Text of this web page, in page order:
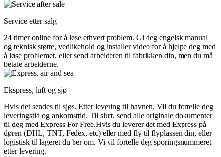
Service etter salg
24 timer online for å løse ethvert problem. Gi deg engelsk manual
og teknisk støtte, vedlikehold og installer video for å hjelpe deg med
å løse problemet, eller send arbeideren til fabrikken din, men du må
betale arbeiderne.
Ekspress, luft og sjø
Hvis det sendes til sjøs. Etter levering til havnen. Vil du fortelle deg
leveringstid og ankomsttid. Til slutt, send alle originale dokumenter
til deg med Express For Free.Hvis du leverer det med Express på
døren (DHL, TNT, Fedex, etc) eller med fly til flyplassen din, eller
logistisk til lageret du ber om. Vi vil fortelle deg sporingsnummeret
etter levering.